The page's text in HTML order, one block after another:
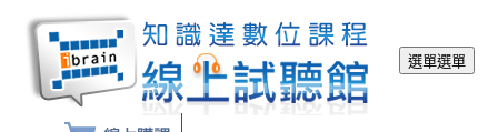
選單選單